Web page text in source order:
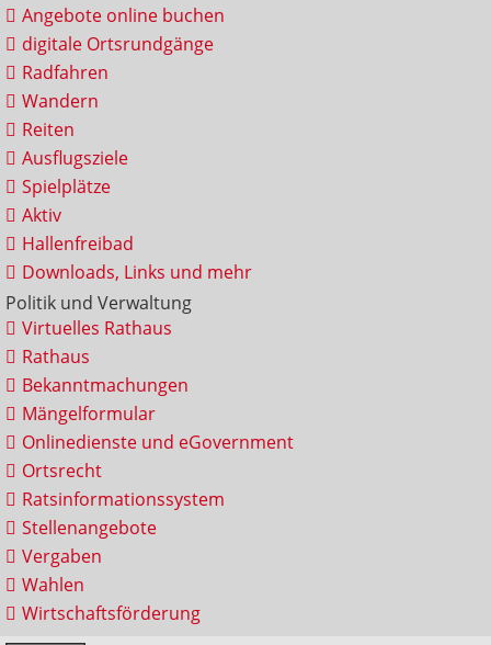
Angebote online buchen
digitale Ortsrundgänge
Radfahren
Wandern
Reiten
Ausflugsziele
Spielplätze
Aktiv
Hallenfreibad
Downloads, Links und mehr
Politik und Verwaltung
Virtuelles Rathaus
Rathaus
Bekanntmachungen
Mängelformular
Onlinedienste und eGovernment
Ortsrecht
Ratsinformationssystem
Stellenangebote
Vergaben
Wahlen
Wirtschaftsförderung